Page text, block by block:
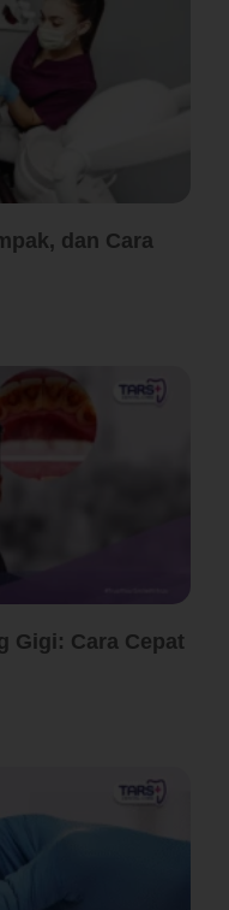
dan Cara
Gigi: Cara Cepat